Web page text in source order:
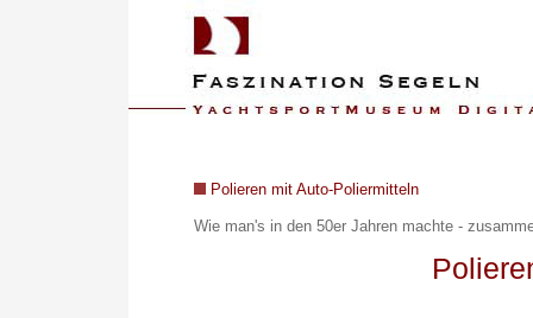
Polieren mit Auto-Poliermitteln
Wie man's in den 50er Jahren machte - z